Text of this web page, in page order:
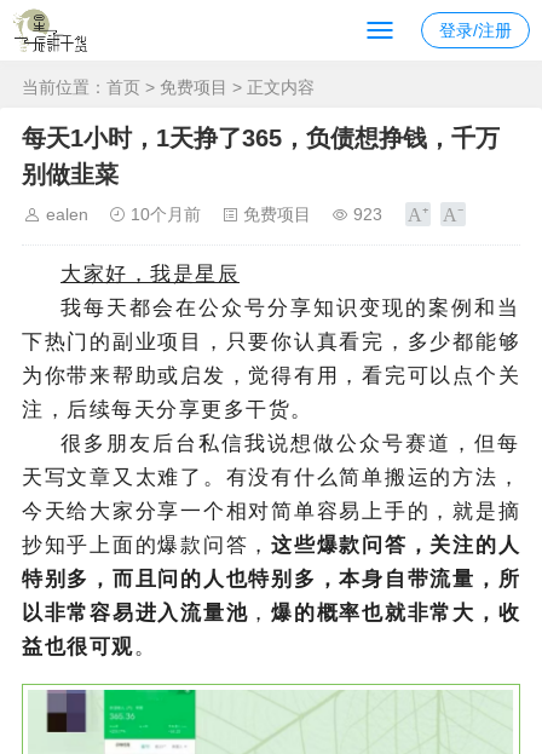
登录/注册
当前位置： 首页 > 免费项目 > 正文内容
每天1小时，1天挣了365，负债想挣钱，千万
别做韭菜
ealen 10个月前 免费项目 923
大家好，我是星辰
我每天都会在公众号分享知识变现的案例和当
下热门的副业项目，只要你认真看完，多少都能够
为你带来帮助或启发，觉得有用，看完可以点个关
注，后续每天分享更多干货。
很多朋友后台私信我说想做公众号赛道，但每
天写文章又太难了。有没有什么简单搬运的方法，
今天给大家分享一个相对简单容易上手的，就是摘
抄知乎上面的爆款问答，这些爆款问答，关注的人
特别多，而且问的人也特别多，本身自带流量，所
以非常容易进入流量池 ，爆的概率也就非常大，收
益也很可观。